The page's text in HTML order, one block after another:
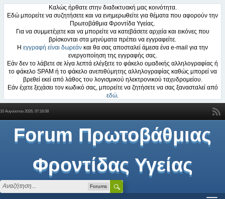
Καλώς ήρθατε στην διαδικτυακή μας κοινότητα.
Εδώ μπορείτε να συζητήσετε και να ενημερωθείτε για θέματα που αφορούν την
Πρωτοβάθμια Φροντίδα Υγείας.
Για να συμμετέχετε και να μπορείτε να κατεβάσετε αρχεία και εικόνες που
βρίσκονται στα μηνύματα πρέπει να εγγραφείτε.
Η εγγραφή είναι δωρεάν και θα σας αποσταλεί άμεσα ένα e-mail για την
ενεργοποίηση της εγγραφής σας.
Εάν δεν το λάβετε σε λίγα λεπτά ελέγξετε το φάκελο ομαδικής αλληλογραφίας ή
το φάκελο SPAM ή το φάκελο ανεπιθύμητης αλληλογραφίας καθώς μπορεί να
βρεθεί εκεί από λάθος του λογισμικού ηλεκτρονικού ταχυδρομείου.
Εάν έχετε ξεχάσει τον κωδικό σας, μπορείτε να ζητήσετε να σας ξανασταλεί από
εδώ.
10 Αυγούστου 2026, 07:16:08
Forum Πρωτοβάθμιας
Φροντίδας Υγείας
Forums